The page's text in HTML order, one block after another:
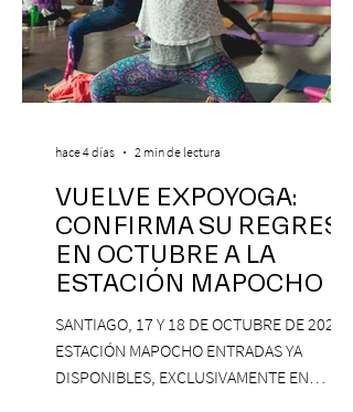
VUELVE EXPOYOGA:
CONFIRMA SU REGRESO
EN OCTUBRE A LA
ESTACIÓN MAPOCHO
SANTIAGO, 17 Y 18 DE OCTUBRE DE 2026,
ESTACIÓN MAPOCHO ENTRADAS YA
DISPONIBLES, EXCLUSIVAMENTE EN
hace 4 días 2 min de lectura